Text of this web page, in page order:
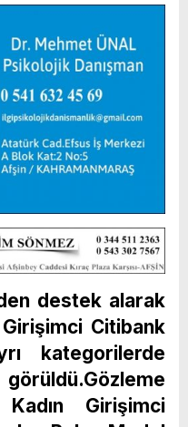
destek alarak
Citibank
kategorilerde
Girişimci